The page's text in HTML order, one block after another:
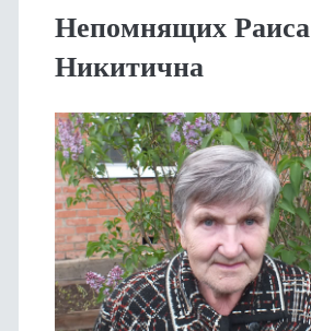
Непомнящих Раиса
Никитична